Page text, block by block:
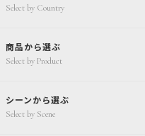
Select by Country
商品から選ぶ
Select by Product
シーンから選ぶ
Select by Scene